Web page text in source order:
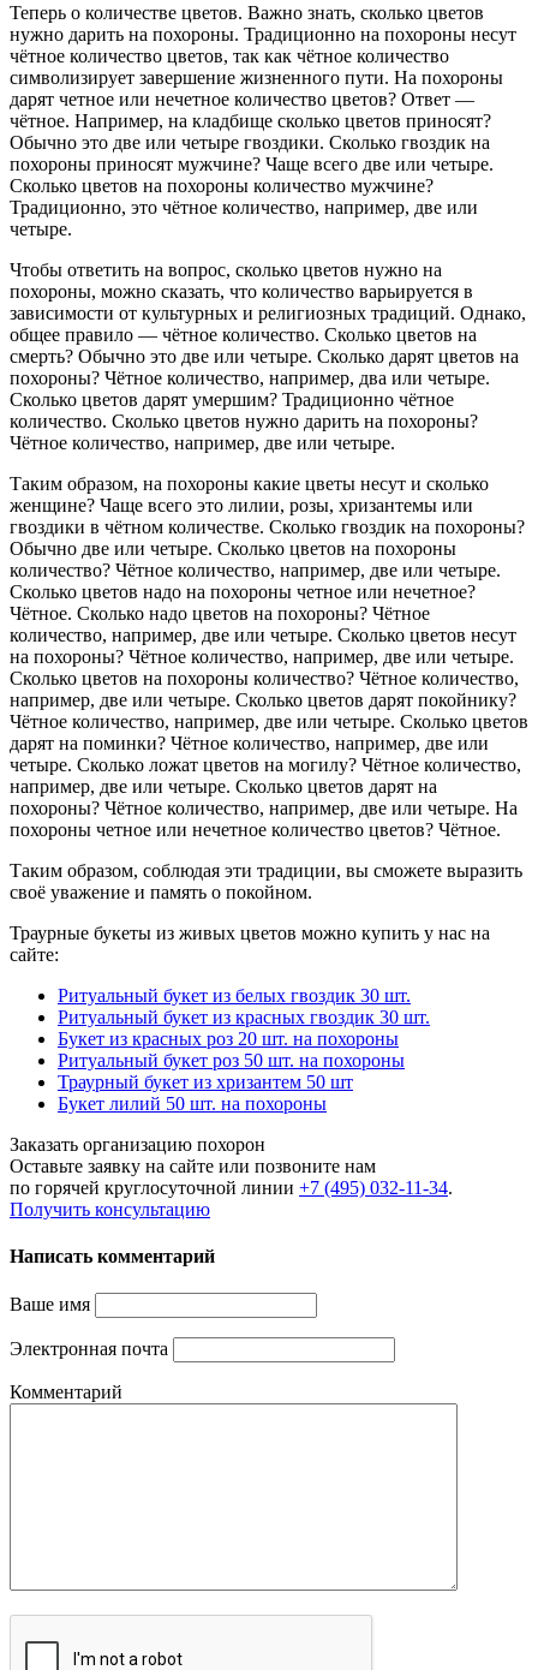
Теперь о количестве цветов. Важно знать, сколько цветов
нужно дарить на похороны. Традиционно на похороны несут
чётное количество цветов, так как чётное количество
символизирует завершение жизненного пути. На похороны
дарят четное или нечетное количество цветов? Ответ —
чётное. Например, на кладбище сколько цветов приносят?
Обычно это две или четыре гвоздики. Сколько гвоздик на
похороны приносят мужчине? Чаще всего две или четыре.
Сколько цветов на похороны количество мужчине?
Традиционно, это чётное количество, например, две или
четыре.
Чтобы ответить на вопрос, сколько цветов нужно на
похороны, можно сказать, что количество варьируется в
зависимости от культурных и религиозных традиций. Однако,
общее правило — чётное количество. Сколько цветов на
смерть? Обычно это две или четыре. Сколько дарят цветов на
похороны? Чётное количество, например, два или четыре.
Сколько цветов дарят умершим? Традиционно чётное
количество. Сколько цветов нужно дарить на похороны?
Чётное количество, например, две или четыре.
Таким образом, на похороны какие цветы несут и сколько
женщине? Чаще всего это лилии, розы, хризантемы или
гвоздики в чётном количестве. Сколько гвоздик на похороны?
Обычно две или четыре. Сколько цветов на похороны
количество? Чётное количество, например, две или четыре.
Сколько цветов надо на похороны четное или нечетное?
Чётное. Сколько надо цветов на похороны? Чётное
количество, например, две или четыре. Сколько цветов несут
на похороны? Чётное количество, например, две или четыре.
Сколько цветов на похороны количество? Чётное количество,
например, две или четыре. Сколько цветов дарят покойнику?
Чётное количество, например, две или четыре. Сколько цветов
дарят на поминки? Чётное количество, например, две или
четыре. Сколько ложат цветов на могилу? Чётное количество,
например, две или четыре. Сколько цветов дарят на
похороны? Чётное количество, например, две или четыре. На
похороны четное или нечетное количество цветов? Чётное.
Таким образом, соблюдая эти традиции, вы сможете выразить
своё уважение и память о покойном.
Траурные букеты из живых цветов можно купить у нас на
сайте:
Ритуальный букет из белых гвоздик 30 шт.
Ритуальный букет из красных гвоздик 30 шт.
Букет из красных роз 20 шт. на похороны
Ритуальный букет роз 50 шт. на похороны
Траурный букет из хризантем 50 шт
Букет лилий 50 шт. на похороны
Заказать организацию похорон
Оставьте заявку на сайте или позвоните нам
по горячей круглосуточной линии +7 (495) 032-11-34.
Получить консультацию
Написать комментарий
Ваше имя
Электронная почта
Комментарий